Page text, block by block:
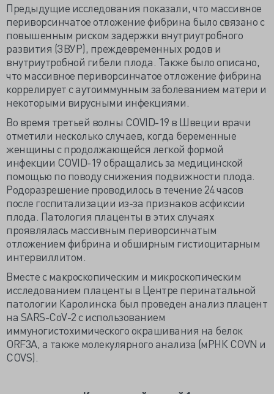
Предыдущие исследования показали, что массивное
периворсинчатое отложение фибрина было связано с
повышенным риском задержки внутриутробного
развития (ЗВУР), преждевременных родов и
внутриутробной гибели плода. Также было описано,
что массивное периворсинчатое отложение фибрина
коррелирует с аутоиммунным заболеванием матери и
некоторыми вирусными инфекциями.
Во время третьей волны COVID-19 в Швеции врачи
отметили несколько случаев, когда беременные
женщины с продолжающейся легкой формой
инфекции COVID-19 обращались за медицинской
помощью по поводу снижения подвижности плода.
Родоразрешение проводилось в течение 24 часов
после госпитализации из-за признаков асфиксии
плода. Патология плаценты в этих случаях
проявлялась массивным периворсинчатым
отложением фибрина и обширным гистиоцитарным
интервиллитом.
Вместе с макроскопическим и микроскопическим
исследованием плаценты в Центре перинатальной
патологии Каролинска был проведен анализ плацент
на SARS-CoV-2 с использованием
иммуногистохимического окрашивания на белок
ORF3A, а также молекулярного анализа (мРНК COVN и
COVS).